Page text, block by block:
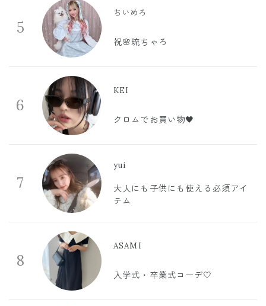
5
ちいめろ
祝🌸琉ちゃろ
6
KEI
クロムでお買い物🖤
7
yui
大人にも子供にも使える必須アイ
テム
8
ASAMI
入学式・卒業式コーデ🤍